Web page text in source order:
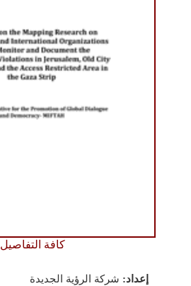
كافة التفاصيل
إعداد: شركة الرؤية الجديدة